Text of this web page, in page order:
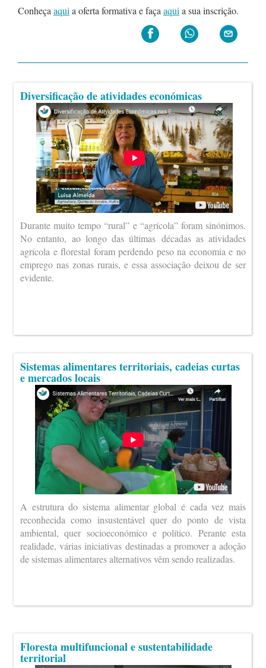
Conheça aqui a oferta formativa e faça aqui a sua inscrição.
Diversificação de atividades económicas
Durante muito tempo “rural” e “agrícola” foram sinónimos.
No entanto, ao longo das últimas décadas as atividades
agrícola e florestal foram perdendo peso na economia e no
emprego nas zonas rurais, e essa associação deixou de ser
evidente.
Sistemas alimentares territoriais, cadeias curtas
e mercados locais
A estrutura do sistema alimentar global é cada vez mais
reconhecida como insustentável quer do ponto de vista
ambiental, quer socioeconómico e político. Perante esta
realidade, várias iniciativas destinadas a promover a adoção
de sistemas alimentares alternativos vêm sendo realizadas.
Floresta multifuncional e sustentabilidade
territorial